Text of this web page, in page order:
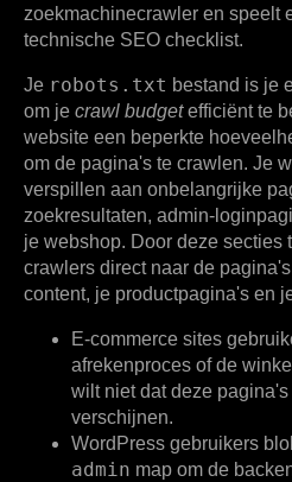
zoekmachinecrawler en speelt
technische SEO checklist.
Je robots.txt bestand is je
om je crawl budgetefficiënt te
website een beperkte
om de pagina's te crawlen. Je
verspillen aan onbelangrijke
zoekresultaten, admin-
je webshop. Door deze secties
crawlers direct naar de
content, je productpagina's en
E-commerce sites
afrekenproces of de
wilt niet dat deze
verschijnen.
WordPress gebruikers
admin map om de